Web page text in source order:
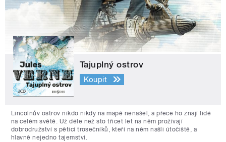
Tajuplný ostrov
Koupit
Lincolnův ostrov nikdo nikdy na mapě nenašel, a přece ho znají lidé
na celém světě. Už déle než sto třicet let na něm prožívají
dobrodružství s pěticí trosečníků, kteří na něm našli útočiště, a
hlavně nejedno tajemství.